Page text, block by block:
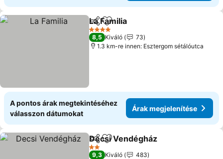
Megosztás
Hozzáadás a kedvencekhez
La Familia
4 Kategória
8,5 Kiváló
73
1.3 km-re innen: Esztergom sétálóutca
A pontos árak megtekintéséhez
válasszon dátumokat
Árak megjelenítése
Megosztás
Hozzáadás a kedvencekhez
Decsi Vendégház
2 Kategória
9,3 Kiváló
483